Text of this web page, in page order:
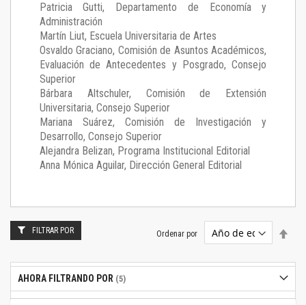
Patricia Gutti, Departamento de Economía y
Administración
Martín Liut, Escuela Universitaria de Artes
Osvaldo Graciano, Comisión de Asuntos Académicos,
Evaluación de Antecedentes y Posgrado, Consejo
Superior
Bárbara Altschuler, Comisión de Extensión
Universitaria, Consejo Superior
Mariana Suárez, Comisión de Investigación y
Desarrollo, Consejo Superior
Alejandra Belizan, Programa Institucional Editorial
Anna Mónica Aguilar, Dirección General Editorial
Ordenar por
FILTRAR POR
AHORA FILTRANDO POR